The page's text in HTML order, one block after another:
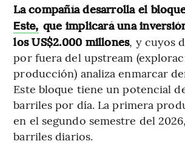
La compañía desarrolla el
Este, que implicará una
los US$2.000 millones, y cuyos
por fuera del upstream
producción) analiza enmarcar
Este bloque tiene un potencial
barriles por día. La primera
en el segundo semestre del
barriles diarios.